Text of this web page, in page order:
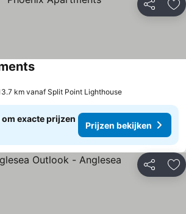
Delen
km vanaf Split Point Lighthouse
exacte prijzen
Prijzen bekijken
Delen